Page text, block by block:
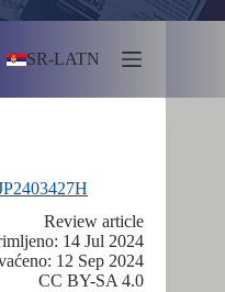
SR-LATN
Review article
14 Jul 2024
12 Sep 2024
CC BY-SA 4.0